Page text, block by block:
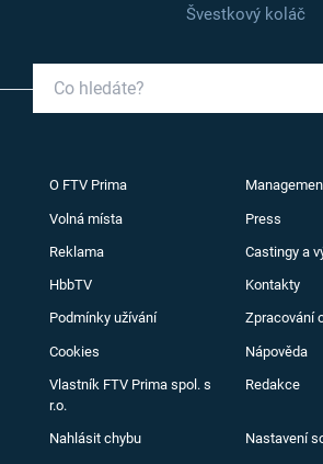
Švestkový koláč
O FTV Prima
Volná místa Press
Reklama Castingy a
HbbTV Kontakty
Podmínky užívání Zpracování
Cookies Nápověda
Vlastník FTV Prima spol. s
r.o.
Redakce
Nahlásit chybu Nastavení